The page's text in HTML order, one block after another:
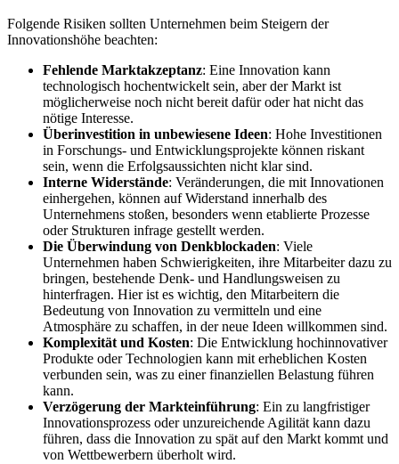
Folgende Risiken sollten Unternehmen beim Steigern der
Innovationshöhe beachten:
Fehlende Marktakzeptanz: Eine Innovation kann
technologisch hochentwickelt sein, aber der Markt ist
möglicherweise noch nicht bereit dafür oder hat nicht das
nötige Interesse.
Überinvestition in unbewiesene Ideen: Hohe Investitionen
in Forschungs- und Entwicklungsprojekte können riskant
sein, wenn die Erfolgsaussichten nicht klar sind.
Interne Widerstände: Veränderungen, die mit Innovationen
einhergehen, können auf Widerstand innerhalb des
Unternehmens stoßen, besonders wenn etablierte Prozesse
oder Strukturen infrage gestellt werden.
Die Überwindung von Denkblockaden: Viele
Unternehmen haben Schwierigkeiten, ihre Mitarbeiter dazu zu
bringen, bestehende Denk- und Handlungsweisen zu
hinterfragen. Hier ist es wichtig, den Mitarbeitern die
Bedeutung von Innovation zu vermitteln und eine
Atmosphäre zu schaffen, in der neue Ideen willkommen sind.
Komplexität und Kosten: Die Entwicklung hochinnovativer
Produkte oder Technologien kann mit erheblichen Kosten
verbunden sein, was zu einer finanziellen Belastung führen
kann.
Verzögerung der Markteinführung: Ein zu langfristiger
Innovationsprozess oder unzureichende Agilität kann dazu
führen, dass die Innovation zu spät auf den Markt kommt und
von Wettbewerbern überholt wird.